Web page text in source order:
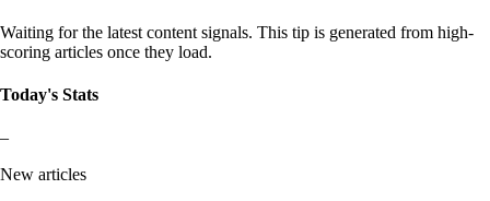
Waiting for the latest content signals. This tip is generated from high-
scoring articles once they load.
Today's Stats
–
New articles